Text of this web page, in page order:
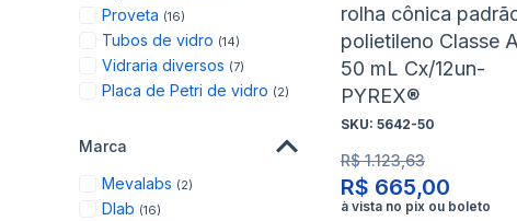
rolha cônica
polietileno Classe
50 mL Cx/12un-
PYREX®
SKU: 5642-50
R$ 665,00
R$ 1.123,63
Proveta 16items
Tubos de vidro 14items
Vidraria diversos 7items
Placa de Petri de vidro 2items
Marca
Mevalabs 2items
Dlab 16items